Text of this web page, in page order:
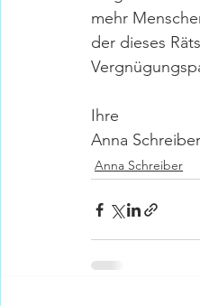
mehr
der dieses
Ihre
Anna Schreiber
Anna Schreiber